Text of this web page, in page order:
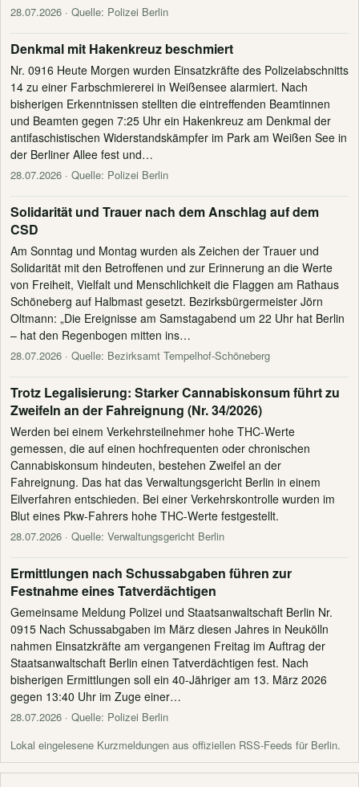
28.07.2026 · Quelle: Polizei Berlin
Denkmal mit Hakenkreuz beschmiert
Nr. 0916 Heute Morgen wurden Einsatzkräfte des Polizeiabschnitts
14 zu einer Farbschmiererei in Weißensee alarmiert. Nach
bisherigen Erkenntnissen stellten die eintreffenden Beamtinnen
und Beamten gegen 7:25 Uhr ein Hakenkreuz am Denkmal der
antifaschistischen Widerstandskämpfer im Park am Weißen See in
der Berliner Allee fest und…
28.07.2026 · Quelle: Polizei Berlin
Solidarität und Trauer nach dem Anschlag auf dem
CSD
Am Sonntag und Montag wurden als Zeichen der Trauer und
Solidarität mit den Betroffenen und zur Erinnerung an die Werte
von Freiheit, Vielfalt und Menschlichkeit die Flaggen am Rathaus
Schöneberg auf Halbmast gesetzt. Bezirksbürgermeister Jörn
Oltmann: „Die Ereignisse am Samstagabend um 22 Uhr hat Berlin
– hat den Regenbogen mitten ins…
28.07.2026 · Quelle: Bezirksamt Tempelhof-Schöneberg
Trotz Legalisierung: Starker Cannabiskonsum führt zu
Zweifeln an der Fahreignung (Nr. 34/2026)
Werden bei einem Verkehrsteilnehmer hohe THC-Werte
gemessen, die auf einen hochfrequenten oder chronischen
Cannabiskonsum hindeuten, bestehen Zweifel an der
Fahreignung. Das hat das Verwaltungsgericht Berlin in einem
Eilverfahren entschieden. Bei einer Verkehrskontrolle wurden im
Blut eines Pkw-Fahrers hohe THC-Werte festgestellt.
28.07.2026 · Quelle: Verwaltungsgericht Berlin
Ermittlungen nach Schussabgaben führen zur
Festnahme eines Tatverdächtigen
Gemeinsame Meldung Polizei und Staatsanwaltschaft Berlin Nr.
0915 Nach Schussabgaben im März diesen Jahres in Neukölln
nahmen Einsatzkräfte am vergangenen Freitag im Auftrag der
Staatsanwaltschaft Berlin einen Tatverdächtigen fest. Nach
bisherigen Ermittlungen soll ein 40-Jähriger am 13. März 2026
gegen 13:40 Uhr im Zuge einer…
28.07.2026 · Quelle: Polizei Berlin
Lokal eingelesene Kurzmeldungen aus offiziellen RSS-Feeds für Berlin.